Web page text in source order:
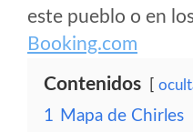
este pueblo o en
Booking.com
Contenidos
1 Mapa de Chirles